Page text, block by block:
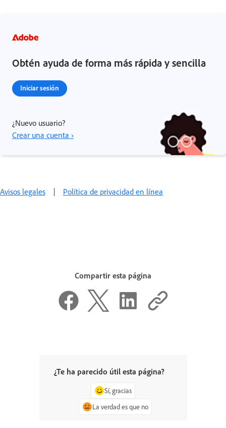
Obtén ayuda de forma más rápida y sencilla
Iniciar sesión
¿Nuevo usuario?
Crear una cuenta ›
Avisos legales | Política de privacidad en línea
Compartir esta página
¿Te ha parecido útil esta página?
Sí, gracias
La verdad es que no